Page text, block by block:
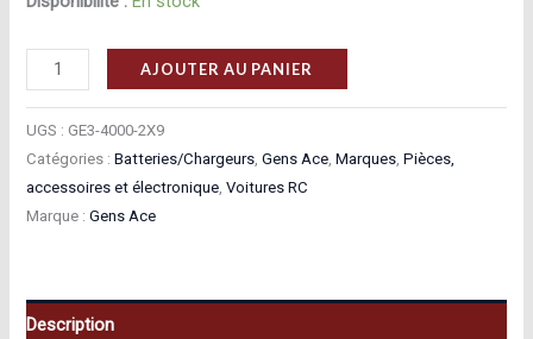
quantité
de
Gens
Ace
Batterie
LiPo
mAh
AJOUTER AU PANIER
UGS : GE3-4000-2X9
Catégories :Batteries/Chargeurs,Gens Ace,Marques,Pièces,
accessoires et électronique,Voitures RC
Marque :Gens Ace
Description